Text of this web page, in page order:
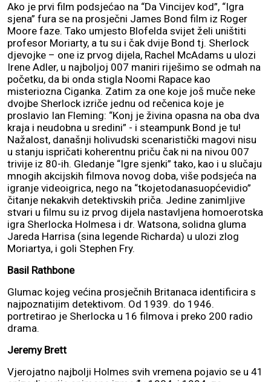
Ako je prvi film podsjećao na “Da Vincijev kod”, “Igra
sjena” fura se na prosječni James Bond film iz Roger
Moore faze. Tako umjesto Blofelda svijet želi uništiti
profesor Moriarty, a tu su i čak dvije Bond tj. Sherlock
djevojke – one iz prvog dijela, Rachel McAdams u ulozi
Irene Adler, u najboljoj 007 maniri riješimo se odmah na
početku, da bi onda stigla Noomi Rapace kao
misteriozna Ciganka. Zatim za one koje još muče neke
dvojbe Sherlock izriče jednu od rečenica koje je
proslavio Ian Fleming: “Konj je živina opasna na oba dva
kraja i neudobna u sredini” - i steampunk Bond je tu!
Nažalost, današnji holivudski scenaristički magovi nisu
u stanju ispričati koherentnu priču čak ni na nivou 007
trivije iz 80-ih. Gledanje “Igre sjenki” tako, kao i u slučaju
mnogih akcijskih filmova novog doba, više podsjeća na
igranje videoigrica, nego na “tkojetodanasuopćevidio”
čitanje nekakvih detektivskih priča. Jedine zanimljive
stvari u filmu su iz prvog dijela nastavljena homoerotska
igra Sherlocka Holmesa i dr. Watsona, solidna gluma
Jareda Harrisa (sina legende Richarda) u ulozi zlog
Moriartya, i goli Stephen Fry.
Basil Rathbone
Glumac kojeg većina prosječnih Britanaca identificira s
najpoznatijim detektivom. Od 1939. do 1946.
portretirao je Sherlocka u 16 filmova i preko 200 radio
drama.
Jeremy Brett
Vjerojatno najbolji Holmes svih vremena pojavio se u 41